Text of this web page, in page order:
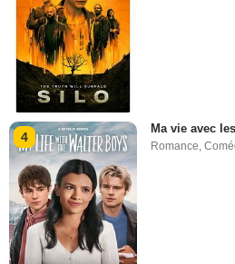
4
Ma vie avec
Romance,